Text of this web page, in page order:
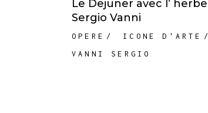
Le Dejuner avec l’ herbe |
Sergio Vanni
OPERE
ICONE D'ARTE
VANNI SERGIO